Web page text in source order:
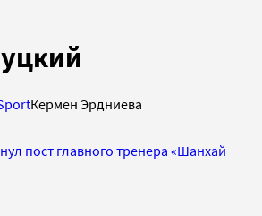
Кермен Эрдниева
пост главного тренера «Шанхай